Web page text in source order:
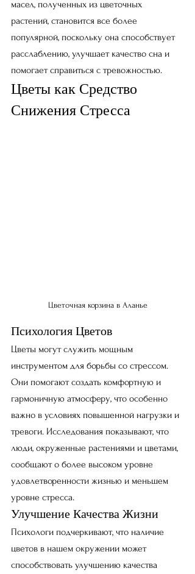
масел, полученных из цветочных
растений, становится все более
популярной, поскольку она способствует
расслаблению, улучшает качество сна и
помогает справиться с тревожностью.
Цветы как Средство
Снижения Стресса
Цветочная корзина в Аланье
Психология Цветов
Цветы могут служить мощным
инструментом для борьбы со стрессом.
Они помогают создать комфортную и
гармоничную атмосферу, что особенно
важно в условиях повышенной нагрузки и
тревоги. Исследования показывают, что
люди, окруженные растениями и цветами,
сообщают о более высоком уровне
удовлетворенности жизнью и меньшем
уровне стресса.
Улучшение Качества Жизни
Психологи подчеркивают, что наличие
цветов в нашем окружении может
способствовать улучшению качества